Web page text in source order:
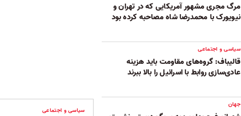
مرگ مجری مشهور آمریکایی که در تهران و
نیویورک با محمدرضا شاه مصاحبه کرده بود
سیاسی و اجتماعی
قالیباف: گروه‌های مقاومت باید هزینه
عادی‌سازی روابط با اسرائیل را بالا ببرند
جهان
سیاسی و اجتماعی